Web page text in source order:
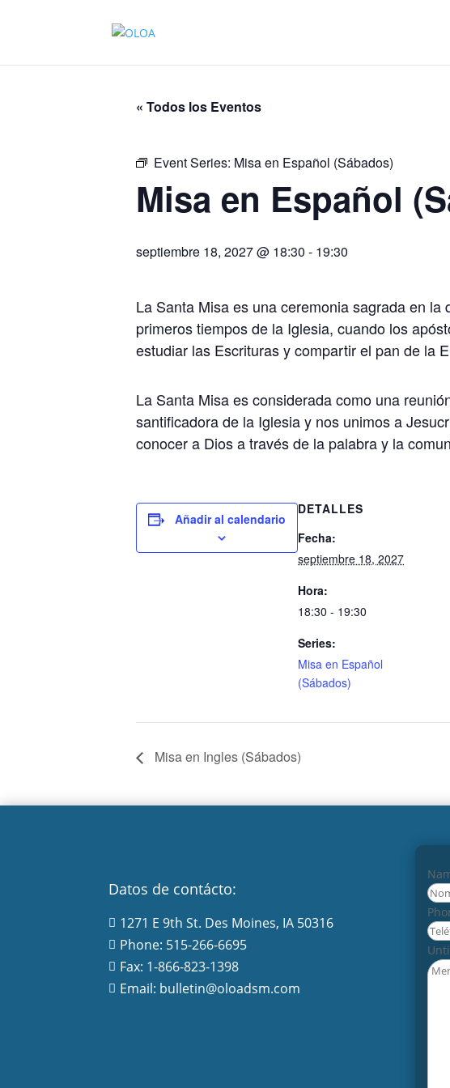
« Todos los Eventos
Event Series: Misa en Español (Sábados)
Misa en Español
septiembre 18, 2027 @ 18:30 - 19:30
La Santa Misa es una ceremonia sagrada en
primeros tiempos de la Iglesia, cuando los
estudiar las Escrituras y compartir el pan de la
La Santa Misa es considerada como una
santificadora de la Iglesia y nos unimos a
conocer a Dios a través de la palabra y la
Añadir al calendario
DETALLES
Fecha:
septiembre 18, 2027
Hora:
18:30 - 19:30
Series:
Misa en Español
(Sábados)
Misa en Ingles (Sábados)
Datos de contácto:
 1271 E 9th St. Des Moines, IA 50316
 Phone: 515-266-6695
 Fax: 1-866-823-1398
 Email: bulletin@oloadsm.com